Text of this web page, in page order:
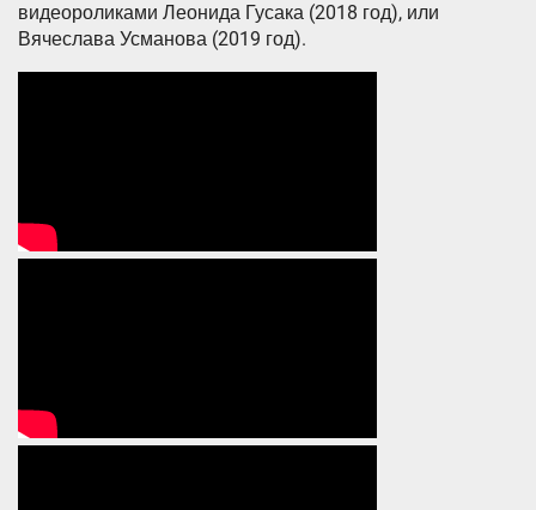
видеороликами Леонида Гусака (2018 год), или
Вячеслава Усманова (2019 год).